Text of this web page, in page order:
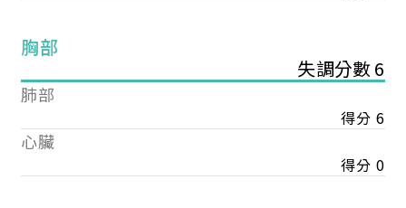
胸部
失調分數 6
肺部
得分 6
心臟
得分 0